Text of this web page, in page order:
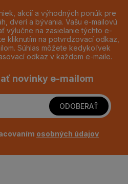
akcií a výhodných ponúk pre
dverí a bývania. Vašu e-mailovú
výlučne na zasielanie týchto e-
kliknutím na potvrdzovací odkaz,
Súhlas môžete kedykoľvek
odkaz v každom e-maile.
novinky e-mailom
ODOBERAŤ
osobných údajov